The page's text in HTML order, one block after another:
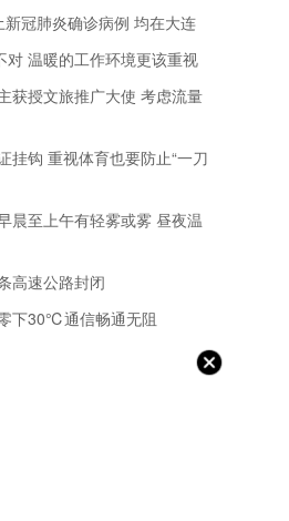
冠肺炎确诊病例 均在大连
对 温暖的工作环境更该重视
获授文旅推广大使 考虑流量
挂钩 重视体育也要防止“一刀
晨至上午有轻雾或雾 昼夜温
高速公路封闭
下30℃通信畅通无阻